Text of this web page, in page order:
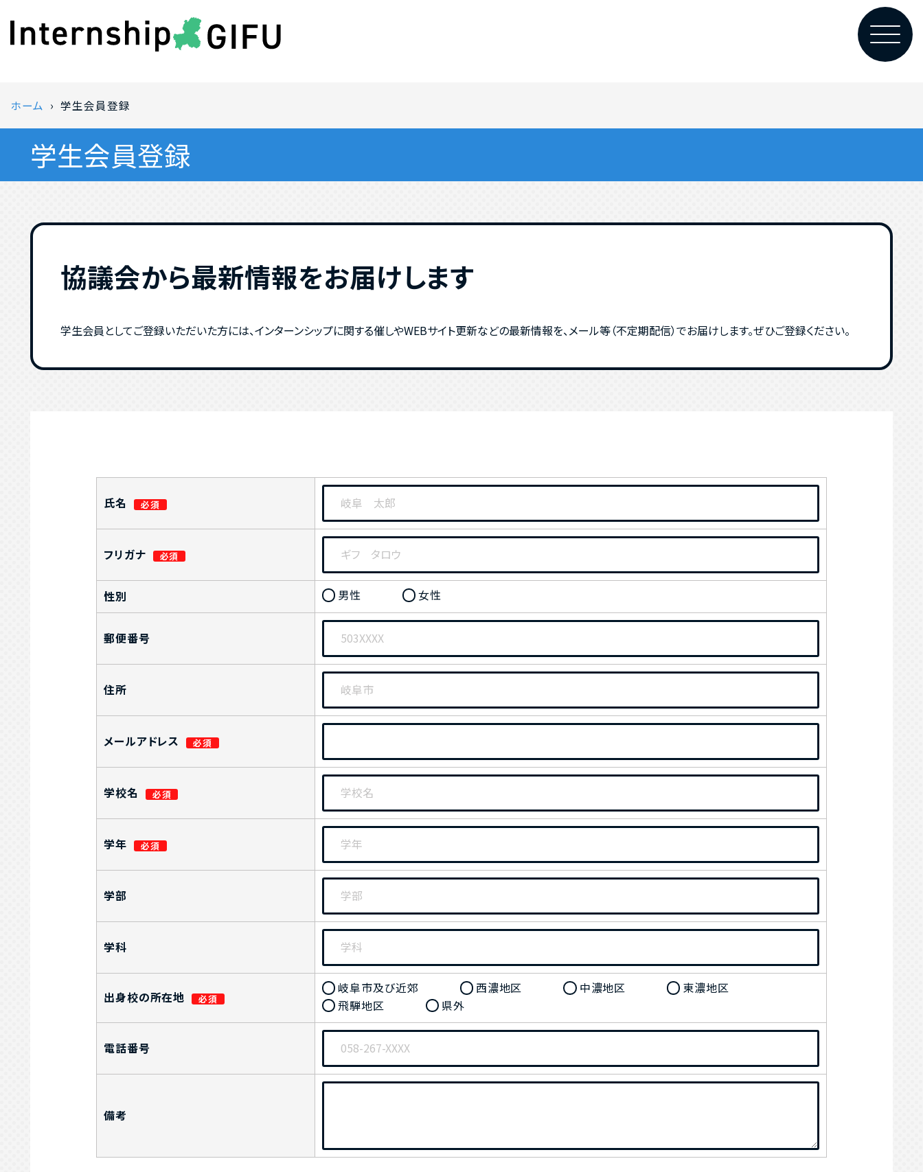
ホーム 学生会員登録
学生会員登録
協議会から最新情報をお届けします
学生会員としてご登録いただいた方には、インターンシップに関する催しやWEBサイト更新などの最新情報を、メール等（不定期配信）でお届けします。ぜひご登録ください。
氏名
フリガナ
性別 男性 女性
郵便番号
住所
メールアドレス
学校名
学年
学部
学科
出身校の所在地
岐阜市及び近郊 西濃地区 中濃地区
東濃地区
飛騨地区
県外
電話番号
備考